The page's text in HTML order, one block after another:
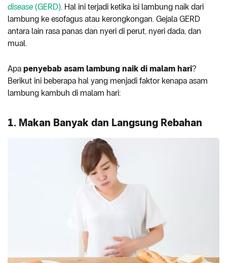
disease (GERD). Hal ini terjadi ketika isi lambung naik dari
lambung ke esofagus atau kerongkongan. Gejala GERD
antara lain rasa panas dan nyeri di perut, nyeri dada, dan
mual.
Apa penyebab asam lambung naik di malam hari?
Berikut ini beberapa hal yang menjadi faktor kenapa asam
lambung kambuh di malam hari:
1. Makan Banyak dan Langsung Rebahan